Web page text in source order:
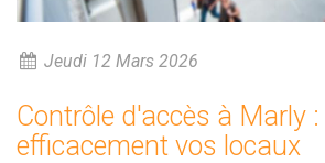
Jeudi 12 Mars 2026
Contrôle d'accès à Marly
efficacement vos locaux